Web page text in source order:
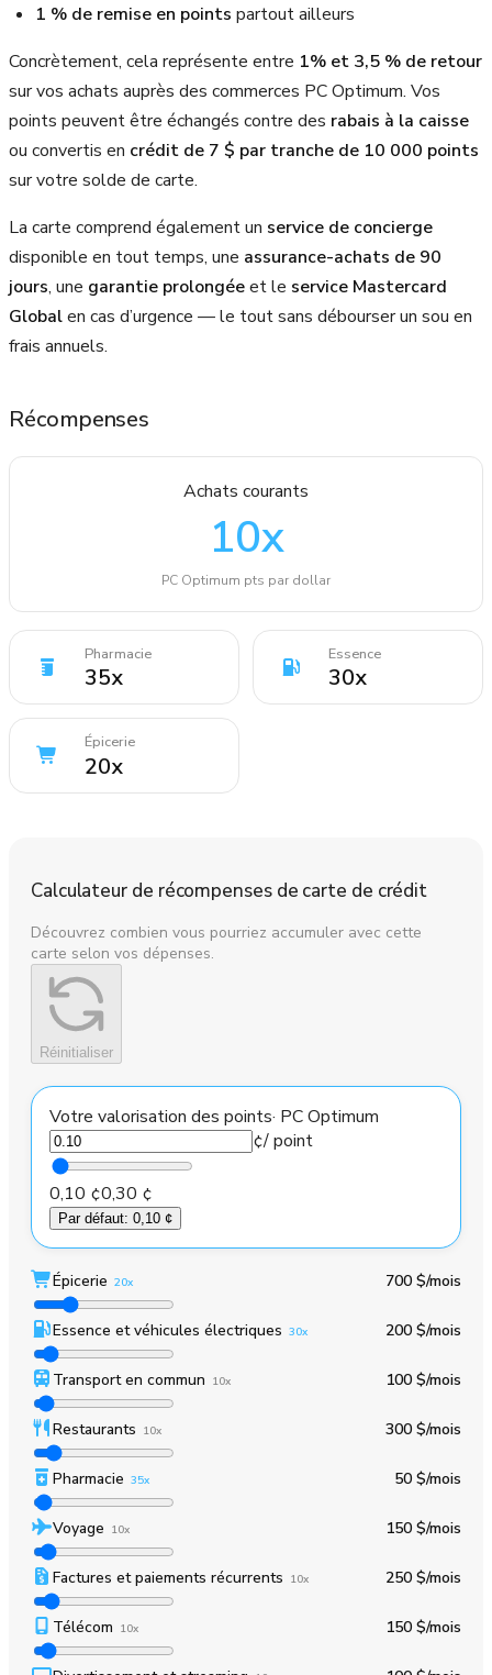
1 % de remise en points partout ailleurs
Concrètement, cela représente entre 1% et 3,5 % de retour
sur vos achats auprès des commerces PC Optimum. Vos
points peuvent être échangés contre des rabais à la caisse
ou convertis en crédit de 7 $ par tranche de 10 000 points
sur votre solde de carte.
La carte comprend également un service de concierge
disponible en tout temps, une assurance-achats de 90
jours, une garantie prolongéeet le service Mastercard
Globalen cas d’urgence — le tout sans débourser un sou en
frais annuels.
Récompenses
Achats courants
10x
PC Optimum pts par dollar
Pharmacie
35x
Essence
30x
Épicerie
20x
Calculateur de récompenses de carte de crédit
Découvrez combien vous pourriez accumuler avec cette
carte selon vos dépenses.
Réinitialiser
Votre valorisation des points· PC Optimum
¢/ point
0,10 ¢0,30 ¢
Par défaut: 0,10 ¢
Épicerie 20x 700 $/mois
Essence et véhicules électriques 30x 200 $/mois
Transport en commun 10x 100 $/mois
Restaurants 10x 300 $/mois
Pharmacie 35x 50 $/mois
Voyage 10x 150 $/mois
Factures et paiements récurrents 10x 250 $/mois
Télécom 10x 150 $/mois